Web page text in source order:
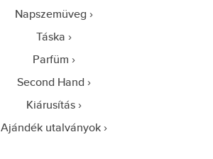
Napszemüveg
Táska
Parfüm
Second Hand
Kiárusítás
Ajándék utalványok